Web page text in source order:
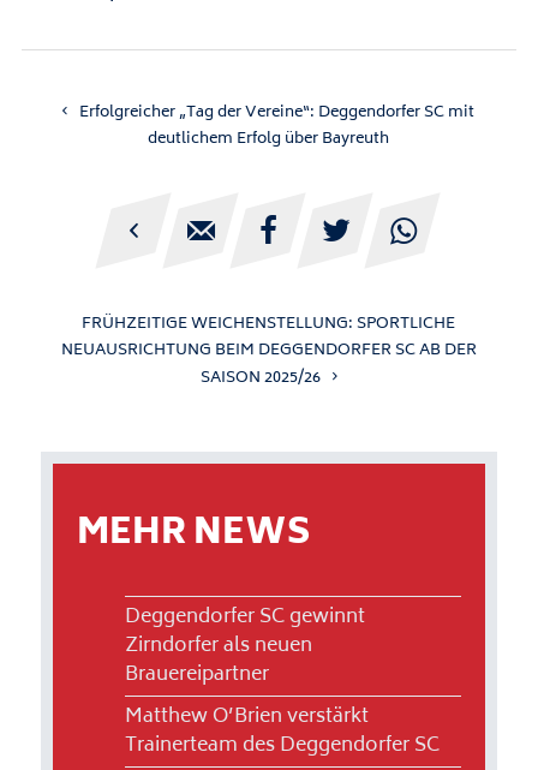
Erfolgreicher „Tag der Vereine“: Deggendorfer SC mit
deutlichem Erfolg über Bayreuth
    
FRÜHZEITIGE WEICHENSTELLUNG: SPORTLICHE
NEUAUSRICHTUNG BEIM DEGGENDORFER SC AB DER
SAISON 2025/26
MEHR NEWS
Deggendorfer SC gewinnt
Zirndorfer als neuen
Brauereipartner
Matthew O’Brien verstärkt
Trainerteam des Deggendorfer SC